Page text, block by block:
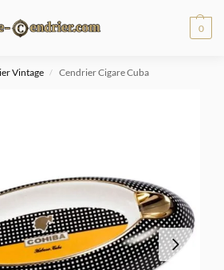
0
Vintage / Cendrier Cigare Cuba